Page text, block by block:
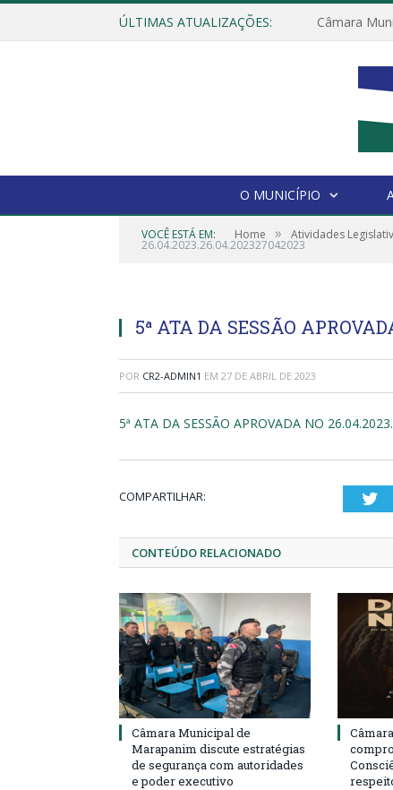
ÚLTIMAS ATUALIZAÇÕES:
O MUNICÍPIO
VOCÊ ESTÁ EM: Home » Atividades
26.04.2023.26.04.202327042023
5ª ATA DA SESSÃO
POR CR2-ADMIN1 EM 27 DE ABRIL DE 2023
5ª ATA DA SESSÃO APROVADA NO
COMPARTILHAR:
CONTEÚDO RELACIONADO
Câmara Municipal de
Marapanim discute estratégias
de segurança com autoridades
e poder executivo